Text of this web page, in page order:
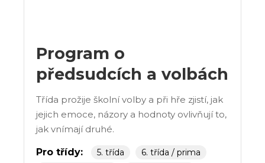
Program o
předsudcích a volbách
Třída prožije školní volby a při hře zjistí, jak
jejich emoce, názory a hodnoty ovlivňují to,
jak vnímají druhé.
Pro třídy: 5. třída 6. třída / prima